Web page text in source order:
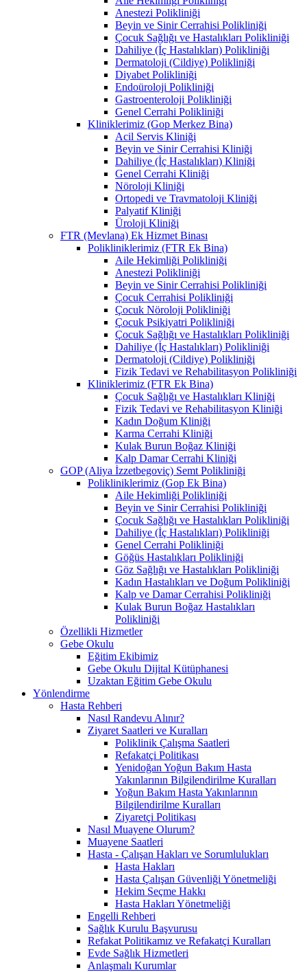
Anestezi Polikliniği
Beyin ve Sinir Cerrahisi Polikliniği
Çocuk Sağlığı ve Hastalıkları Polikliniği
Dahiliye (İç Hastalıkları) Polikliniği
Dermatoloji (Cildiye) Polikliniği
Diyabet Polikliniği
Endoüroloji Polikliniği
Gastroenteroloji Polikliniği
Genel Cerrahi Polikliniği
Kliniklerimiz (Gop Merkez Bina)
Acil Servis Kliniği
Beyin ve Sinir Cerrahisi Kliniği
Dahiliye (İç Hastalıkları) Kliniği
Genel Cerrahi Kliniği
Nöroloji Kliniği
Ortopedi ve Travmatoloji Kliniği
Palyatif Kliniği
Üroloji Kliniği
FTR (Mevlana) Ek Hizmet Binası
Polikliniklerimiz (FTR Ek Bina)
Aile Hekimliği Polikliniği
Anestezi Polikliniği
Beyin ve Sinir Cerrahisi Polikliniği
Çocuk Cerrahisi Polikliniği
Çocuk Nöroloji Polikliniği
Çocuk Psikiyatri Polikliniği
Çocuk Sağlığı ve Hastalıkları Polikliniği
Dahiliye (İç Hastalıkları) Polikliniği
Dermatoloji (Cildiye) Polikliniği
Fizik Tedavi ve Rehabilitasyon Polikliniği
Kliniklerimiz (FTR Ek Bina)
Çocuk Sağlığı ve Hastalıkları Kliniği
Fizik Tedavi ve Rehabilitasyon Kliniği
Kadın Doğum Kliniği
Karma Cerrahi Kliniği
Kulak Burun Boğaz Kliniği
Kalp Damar Cerrahi Kliniği
GOP (Aliya İzzetbegoviç) Semt Polikliniği
Polikliniklerimiz (Gop Ek Bina)
Aile Hekimliği Polikliniği
Beyin ve Sinir Cerrahisi Polikliniği
Çocuk Sağlığı ve Hastalıkları Polikliniği
Dahiliye (İç Hastalıkları) Polikliniği
Genel Cerrahi Polikliniği
Göğüs Hastalıkları Polikliniği
Göz Sağlığı ve Hastalıkları Polikliniği
Kadın Hastalıkları ve Doğum Polikliniği
Kalp ve Damar Cerrahisi Polikliniği
Kulak Burun Boğaz Hastalıkları
Polikliniği
Özellikli Hizmetler
Gebe Okulu
Eğitim Ekibimiz
Gebe Okulu Dijital Kütüphanesi
Uzaktan Eğitim Gebe Okulu
Yönlendirme
Hasta Rehberi
Nasıl Randevu Alınır?
Ziyaret Saatleri ve Kuralları
Poliklinik Çalışma Saatleri
Refakatçi Politikası
Yenidoğan Yoğun Bakım Hasta
Yakınlarının Bilgilendirilme Kuralları
Yoğun Bakım Hasta Yakınlarının
Bilgilendirilme Kuralları
Ziyaretçi Politikası
Nasıl Muayene Olurum?
Muayene Saatleri
Hasta - Çalışan Hakları ve Sorumlulukları
Hasta Hakları
Hasta Çalışan Güvenliği Yönetmeliği
Hekim Seçme Hakkı
Hasta Hakları Yönetmeliği
Engelli Rehberi
Sağlık Kurulu Başvurusu
Refakat Politikamız ve Refakatçi Kuralları
Evde Sağlık Hizmetleri
Anlaşmalı Kurumlar